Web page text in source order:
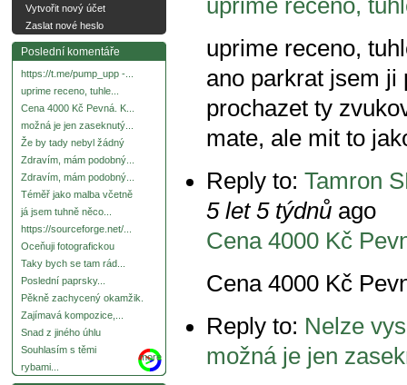
Vytvořit nový účet
Zaslat nové heslo
Poslední komentáře
https://t.me/pump_upp -...
uprime receno, tuhle...
Cena 4000 Kč Pevná. K...
možná je jen zaseknutý...
Že by tady nebyl žádný
Zdravím, mám podobný...
Zdravím, mám podobný...
Téměř jako malba včetně
já jsem tuhně něco...
https://sourceforge.net/...
Oceňuji fotografickou
Taky bych se tam rád...
Poslední paprsky...
Pěkně zachycený okamžik.
Zajímavá kompozice,...
Snad z jiného úhlu
Souhlasím s těmi
rybami...
more
uprime receno,
ano parkrat jsem ji
prochazet ty
mate, ale mit to
Reply to: Tamron
5 let 5 týdnů ago
Cena 4000 Kč
Cena 4000 Kč
Reply to: Nelze
možná je jen